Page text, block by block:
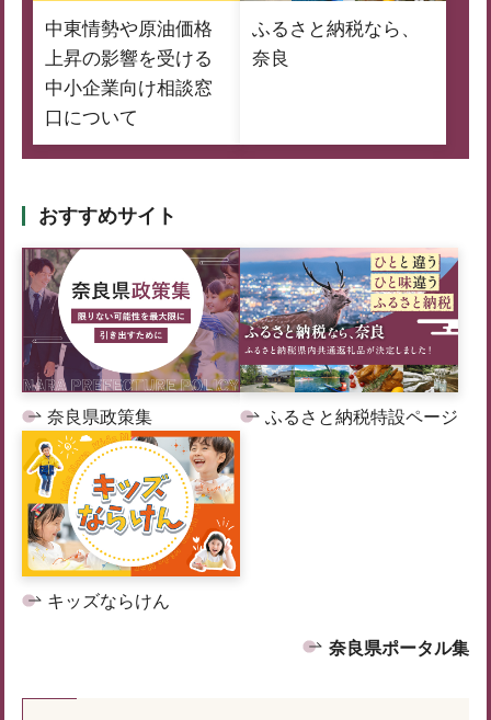
中東情勢や原油価格
上昇の影響を受ける
中小企業向け相談窓
口について
ふるさと納税なら、
奈良
おすすめサイト
奈良県政策集 ふるさと納税特設ページ
キッズならけん
奈良県ポータル集